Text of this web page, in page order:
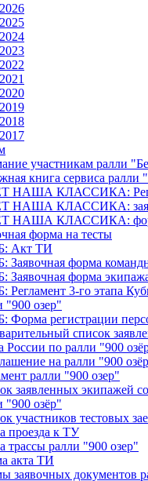
участникам ралли
книга сервиса ралли
НАША КЛАССИКА:
НАША КЛАССИКА:
НАША КЛАССИКА:
форма на тесты
Акт ТИ
Заявочная форма
Заявочная форма
Регламент 3-го этапа
"900 озер"
Форма регистрации
список
России по ралли "900
на ралли "900
ралли "900 озер"
заявленных экипажей
"900 озёр"
участников тестовых
проезда к ТУ
трассы ралли "900 озер"
акта ТИ
заявочных документов